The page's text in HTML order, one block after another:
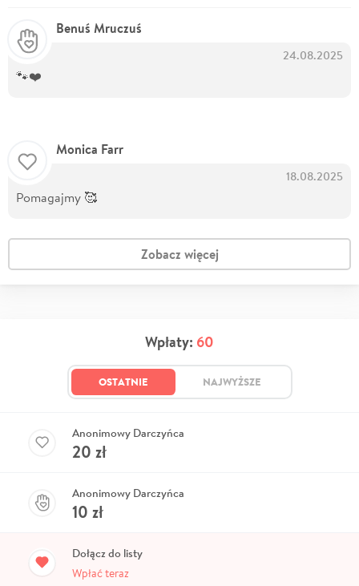
Benuś Mruczuś
24.08.2025
🐾❤️
Monica Farr
18.08.2025
Pomagajmy 🥰
Zobacz więcej
Wpłaty: 60
OSTATNIE NAJWYŻSZE
Anonimowy Darczyńca
20 zł
Anonimowy Darczyńca
10 zł
Dołącz do listy
Wpłać teraz